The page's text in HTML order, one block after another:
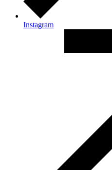
Instagram